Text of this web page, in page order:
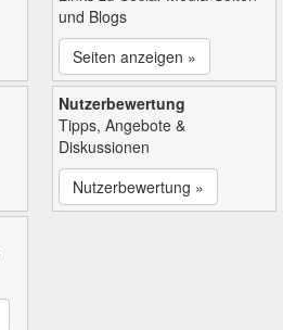
und Blogs
Seiten anzeigen »
Nutzerbewertung
Tipps, Angebote &
Diskussionen
Nutzerbewertung »